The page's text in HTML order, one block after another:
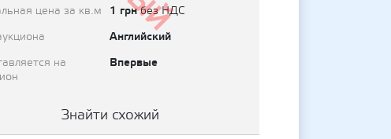
цена за кв.м 1 грнбез НДС
Английский
на
Впервые
Знайти схожий